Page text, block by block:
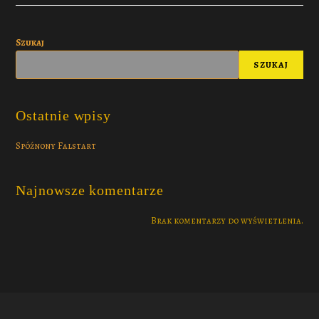
Szukaj
SZUKAJ
Ostatnie wpisy
Spóźnony Falstart
Najnowsze komentarze
Brak komentarzy do wyświetlenia.